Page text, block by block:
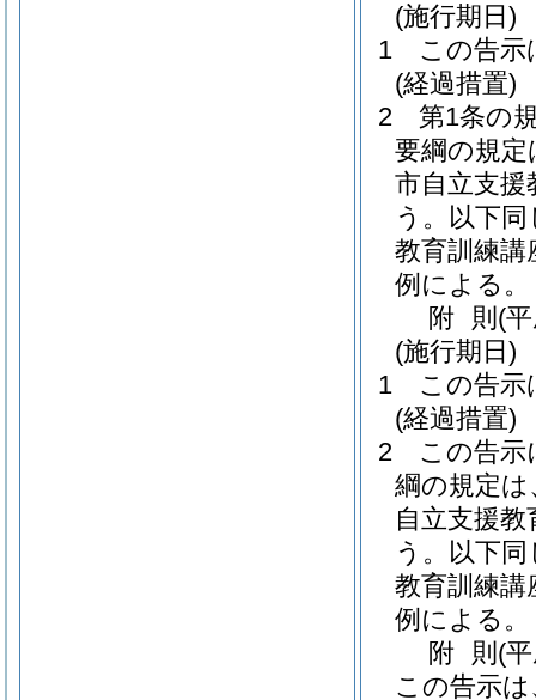
(施行期日)
1
この告示
(経過措置)
2
第1条の
要綱の規
市自立支援
う。以下同
教育訓練
例による。
附 則 (
(施行期日)
1
この告示
(経過措置)
2
この告示
綱の規定
自立支援
う。以下同
教育訓練
例による。
附 則 (
この告示